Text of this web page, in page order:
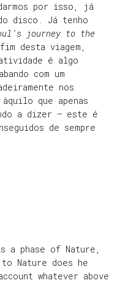
por isso, já
disco. Já tenho
journey to the
desta viagem,
é algo
com um
nos
que apenas
a dizer – este é
de sempre
a phase of Nature,
Nature does he
whatever above